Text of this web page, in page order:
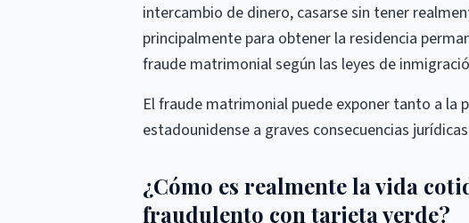
intercambio de dinero, casarse sin tener
principalmente para obtener la residencia
fraude matrimonial según las leyes de
El fraude matrimonial puede exponer tanto a la
estadounidense a graves consecuencias
¿Cómo es realmente la vida
fraudulento con tarjeta verde?